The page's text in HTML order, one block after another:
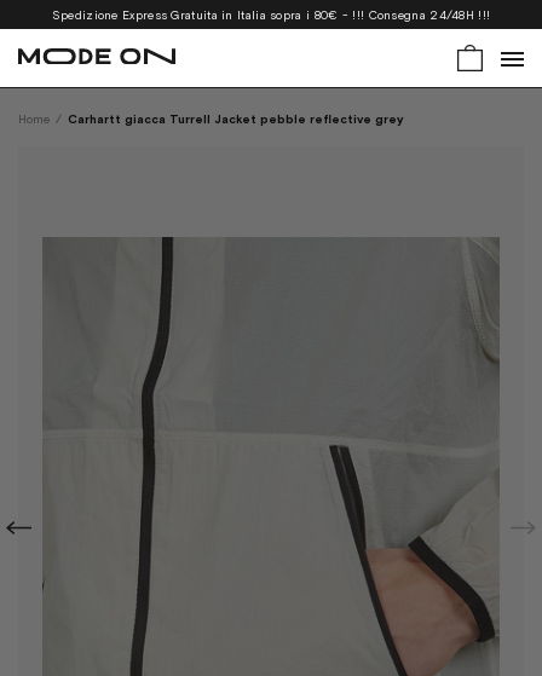
Spedizione Express Gratuita in Italia sopra i 80€ - !!! Consegna 24/48H !!!
Home / Carhartt giacca Turrell Jacket pebble reflective grey